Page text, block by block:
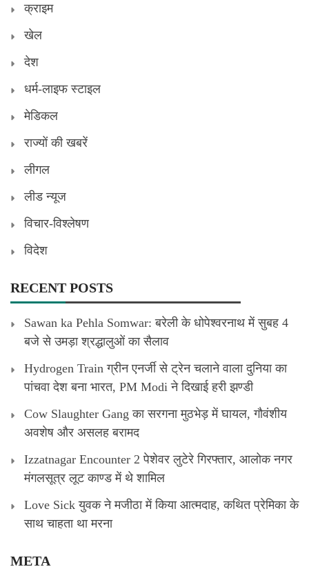
क्राइम
खेल
देश
धर्म-लाइफ स्टाइल
मेडिकल
राज्यों की खबरें
लीगल
लीड न्यूज
विचार-विश्लेषण
विदेश
RECENT POSTS
Sawan ka Pehla Somwar: बरेली के धोपेश्वरनाथ में सुबह 4
बजे से उमड़ा श्रद्धालुओं का सैलाव
Hydrogen Train ग्रीन एनर्जी से ट्रेन चलाने वाला दुनिया का
पांचवा देश बना भारत, PM Modi ने दिखाई हरी झण्डी
Cow Slaughter Gang का सरगना मुठभेड़ में घायल, गौवंशीय
अवशेष और असलह बरामद
Izzatnagar Encounter 2 पेशेवर लुटेरे गिरफ्तार, आलोक नगर
मंगलसूत्र लूट काण्‍ड में थे शामिल
Love Sick युवक ने मजीठा में किया आत्मदाह, कथित प्रेमिका के
साथ चाहता था मरना
META